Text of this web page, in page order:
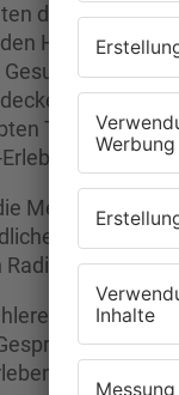
die Messe
Hallen und
Trends
Tierschau
Messe vom
Raum,
Primavera
und